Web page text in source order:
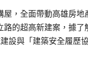
屋，全面帶動高雄房地
路的超高新建案，據了
設與「建築安全履歷